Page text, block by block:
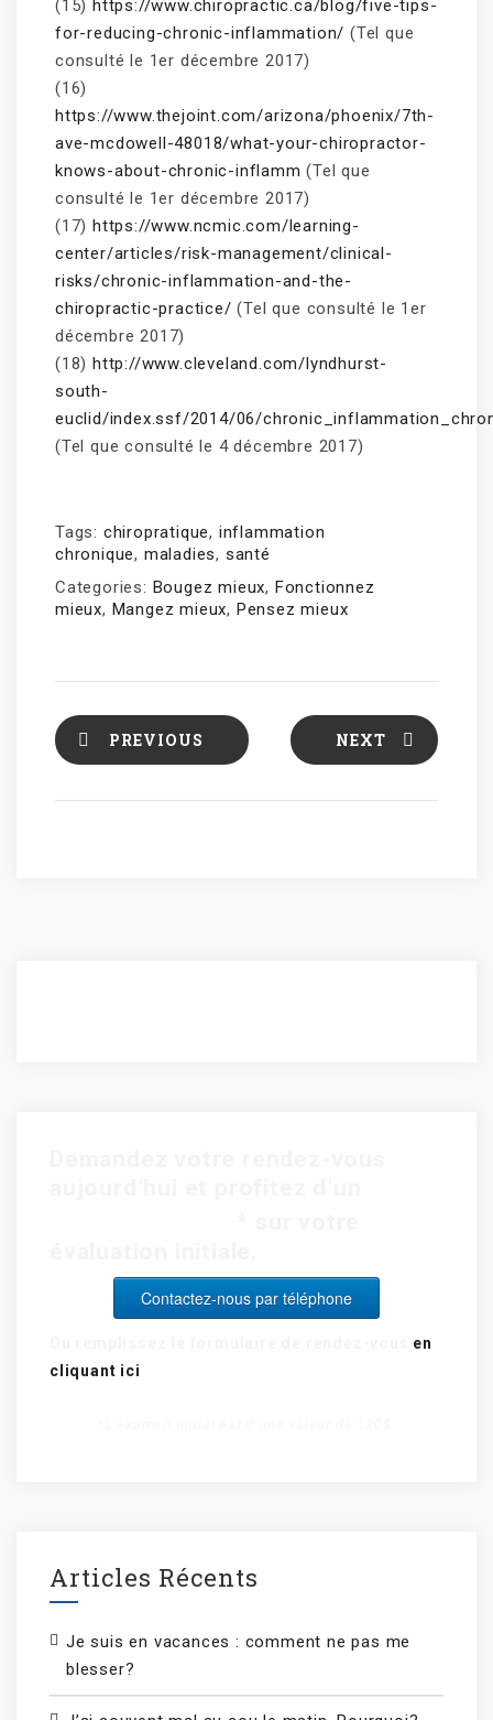
(15) https://www.chiropractic.ca/blog/five-tips-
for-reducing-chronic-inflammation/ (Tel que
consulté le 1er décembre 2017)
(16)
https://www.thejoint.com/arizona/phoenix/7th-
ave-mcdowell-48018/what-your-chiropractor-
knows-about-chronic-inflamm (Tel que
consulté le 1er décembre 2017)
(17) https://www.ncmic.com/learning-
center/articles/risk-management/clinical-
risks/chronic-inflammation-and-the-
chiropractic-practice/ (Tel que consulté le 1er
décembre 2017)
(18) http://www.cleveland.com/lyndhurst-
south-
euclid/index.ssf/2014/06/
(Tel que consulté le 4 décembre 2017)
Tags: chiropratique, inflammation
chronique, maladies, santé
Categories: Bougez mieux, Fonctionnez
mieux, Mangez mieux, Pensez mieux
PREVIOUS NEXT
Contactez-nous par téléphone
en
cliquant ici
Articles Récents
Je suis en vacances : comment ne pas me
blesser?